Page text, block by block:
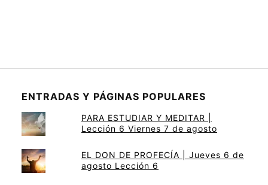
ENTRADAS Y PÁGINAS POPULARES
PARA ESTUDIAR Y MEDITAR |
Lección 6 Viernes 7 de agosto
EL DON DE PROFECÍA | Jueves 6 de
agosto Lección 6